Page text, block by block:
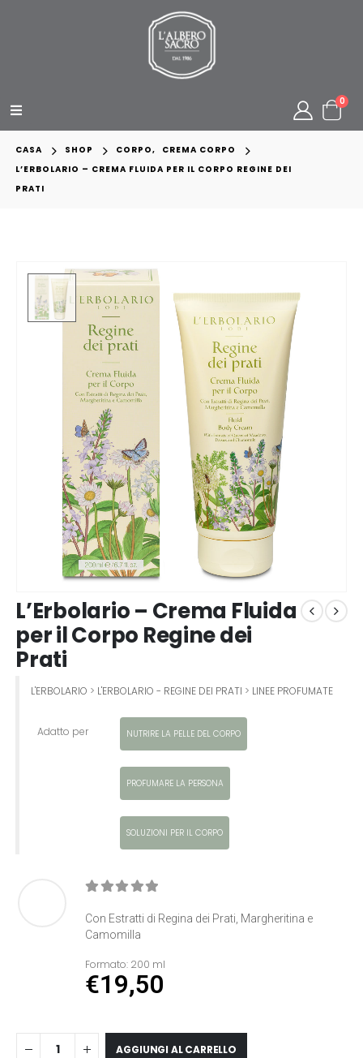
0
CASA SHOP CORPO,
CREMA CORPO
L’ERBOLARIO – CREMA FLUIDA PER IL CORPO REGINE DEI
PRATI
L’Erbolario – Crema Fluida
per il Corpo Regine dei
Prati
L'ERBOLARIO > L'ERBOLARIO - REGINE DEI PRATI > LINEE PROFUMATE
Adatto per NUTRIRE LA PELLE DEL CORPO
PROFUMARE LA PERSONA
SOLUZIONI PER IL CORPO
Con Estratti di Regina dei Prati, Margheritina e
Camomilla
Formato: 200 ml
€19,50
AGGIUNGI AL CARRELLO